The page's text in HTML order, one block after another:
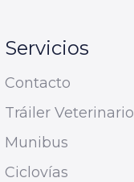
Servicios
Contacto
Tráiler Veterinario
Munibus
Ciclovías